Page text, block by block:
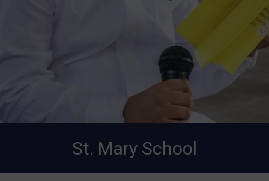
St. Mary School